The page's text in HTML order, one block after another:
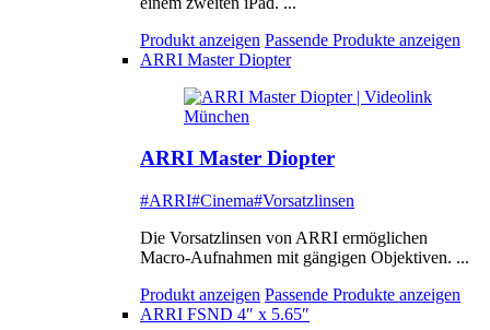
Produkt anzeigen Passende Produkte anzeigen
ARRI Master Diopter
ARRI Master Diopter
#ARRI#Cinema#Vorsatzlinsen
Die Vorsatzlinsen von ARRI ermöglichen
Macro-Aufnahmen mit gängigen Objektiven. ...
Produkt anzeigen Passende Produkte anzeigen
ARRI FSND 4″ x 5.65″